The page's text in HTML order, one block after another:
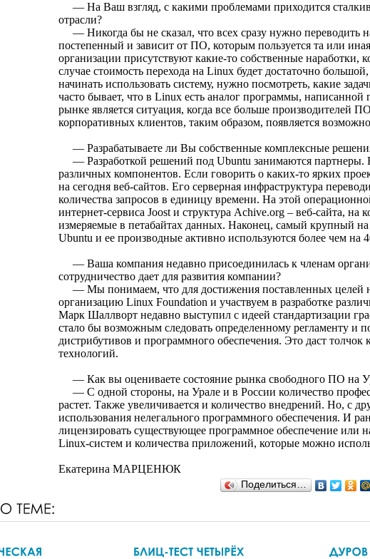
— На Ваш взгляд, с какими проблемами приходится
отрасли?
— Никогда бы не сказал, что всех сразу нужно переводить
постепенный и зависит от ПО, которым пользуется та или
организации присутствуют какие-то собственные наработки,
случае стоимость перехода на Linux будет достаточно
начинать использовать систему, нужно посмотреть, какие
часто бывает, что в Linux есть аналог программы,
рынке является ситуация, когда все больше производителей
корпоративных клиентов, таким образом, появляется
— Разрабатываете ли Вы собственные комплексные
— Разработкой решений под Ubuntu занимаются партнеры.
различных компонентов. Если говорить о каких-то ярких
на сегодня веб-сайтов. Его серверная инфраструктура
количества запросов в единицу времени. На этой
интернет-сервиса Joost и структура Achive.org – веб-сайта, на
измеряемые в петабайтах данных. Наконец, самый крупный на
Ubuntu и ее производные активно используются более чем на
— Ваша компания недавно присоединилась к членам
сотрудничество дает для развития компании?
— Мы понимаем, что для достижения поставленных целей
организацию Linux Foundation и участвуем в разработке
Марк Шаллворт недавно выступил c идеей стандартизации
стало бы возможным следовать определенному регламенту и
дистрибутивов и программного обеспечения. Это даст
технологий.
— Как вы оцениваете состояние рынка свободного ПО на
— С одной стороны, на Урале и в России количество
растет. Также увеличивается и количество внедрений. Но, с
использования нелегального программного обеспечения. И
лицензировать существующее программное обеспечение или
Linux-систем и количества приложений, которые можно
Екатерина МАРЦЕНЮК
Поделиться…